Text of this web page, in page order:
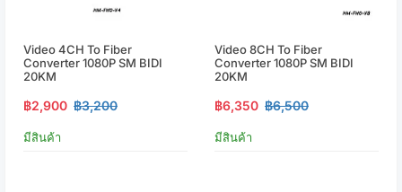
Video 4CH To Fiber
Converter 1080P SM BIDI
20KM
฿2,900 ฿3,200
มีสินค้า
Video 8CH To Fiber
Converter 1080P SM BIDI
20KM
฿6,350 ฿6,500
มีสินค้า